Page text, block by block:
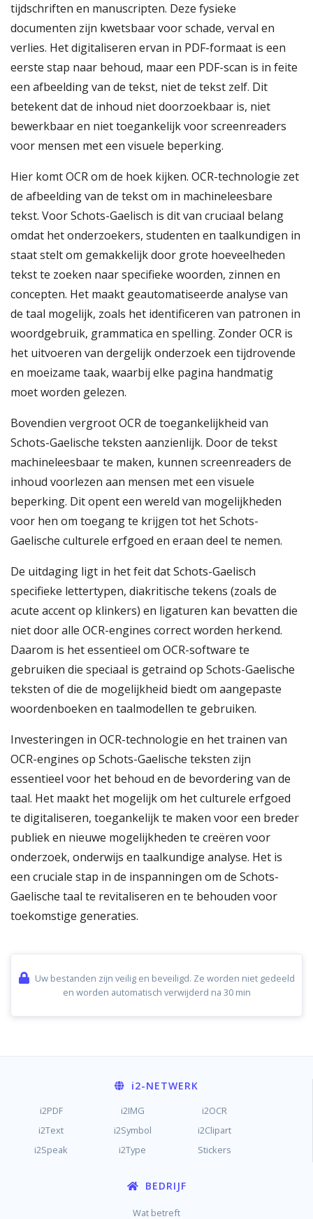
tijdschriften en manuscripten. Deze fysieke
documenten zijn kwetsbaar voor schade, verval en
verlies. Het digitaliseren ervan in PDF-formaat is een
eerste stap naar behoud, maar een PDF-scan is in feite
een afbeelding van de tekst, niet de tekst zelf. Dit
betekent dat de inhoud niet doorzoekbaar is, niet
bewerkbaar en niet toegankelijk voor screenreaders
voor mensen met een visuele beperking.
Hier komt OCR om de hoek kijken. OCR-technologie zet
de afbeelding van de tekst om in machineleesbare
tekst. Voor Schots-Gaelisch is dit van cruciaal belang
omdat het onderzoekers, studenten en taalkundigen in
staat stelt om gemakkelijk door grote hoeveelheden
tekst te zoeken naar specifieke woorden, zinnen en
concepten. Het maakt geautomatiseerde analyse van
de taal mogelijk, zoals het identificeren van patronen in
woordgebruik, grammatica en spelling. Zonder OCR is
het uitvoeren van dergelijk onderzoek een tijdrovende
en moeizame taak, waarbij elke pagina handmatig
moet worden gelezen.
Bovendien vergroot OCR de toegankelijkheid van
Schots-Gaelische teksten aanzienlijk. Door de tekst
machineleesbaar te maken, kunnen screenreaders de
inhoud voorlezen aan mensen met een visuele
beperking. Dit opent een wereld van mogelijkheden
voor hen om toegang te krijgen tot het Schots-
Gaelische culturele erfgoed en eraan deel te nemen.
De uitdaging ligt in het feit dat Schots-Gaelisch
specifieke lettertypen, diakritische tekens (zoals de
acute accent op klinkers) en ligaturen kan bevatten die
niet door alle OCR-engines correct worden herkend.
Daarom is het essentieel om OCR-software te
gebruiken die speciaal is getraind op Schots-Gaelische
teksten of die de mogelijkheid biedt om aangepaste
woordenboeken en taalmodellen te gebruiken.
Investeringen in OCR-technologie en het trainen van
OCR-engines op Schots-Gaelische teksten zijn
essentieel voor het behoud en de bevordering van de
taal. Het maakt het mogelijk om het culturele erfgoed
te digitaliseren, toegankelijk te maken voor een breder
publiek en nieuwe mogelijkheden te creëren voor
onderzoek, onderwijs en taalkundige analyse. Het is
een cruciale stap in de inspanningen om de Schots-
Gaelische taal te revitaliseren en te behouden voor
toekomstige generaties.
Uw bestanden zijn veilig en beveiligd. Ze worden niet gedeeld
en worden automatisch verwijderd na 30 min
i2-NETWERK
i2PDF i2IMG
i2OCR
i2Text
i2Symbol
i2Clipart
i2Speak
i2Type Stickers
BEDRIJF
Wat betreft